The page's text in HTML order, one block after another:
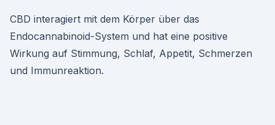
CBD interagiert mit dem Körper über das
Endocannabinoid-System und hat eine positive
Wirkung auf Stimmung, Schlaf, Appetit, Schmerzen
und Immunreaktion.